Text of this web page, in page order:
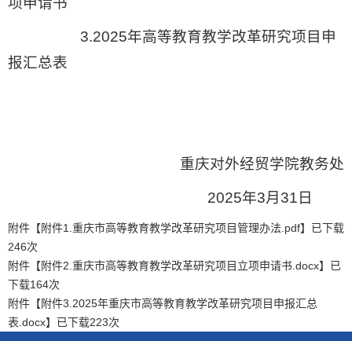
3.2025年高等教育教学改革研究项目申
报汇总表
重庆对外经贸学院教务处
2025年3月31日
附件【附件1.重庆市高等教育教学改革研究项目管理办法.pdf】已下载
246次
附件【附件2.重庆市高等教育教学改革研究项目立项申请书.docx】已
下载164次
附件【附件3.2025年重庆市高等教育教学改革研究项目申报汇总
表.docx】已下载223次